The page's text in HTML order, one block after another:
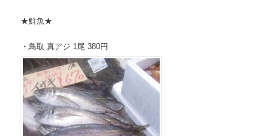
★鮮魚★
・鳥取 真アジ 1尾 380円